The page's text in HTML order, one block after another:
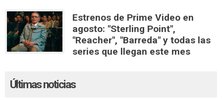
Estrenos de Prime Video en
agosto: "Sterling Point",
"Reacher", "Barreda" y todas las
series que llegan este mes
Últimas noticias